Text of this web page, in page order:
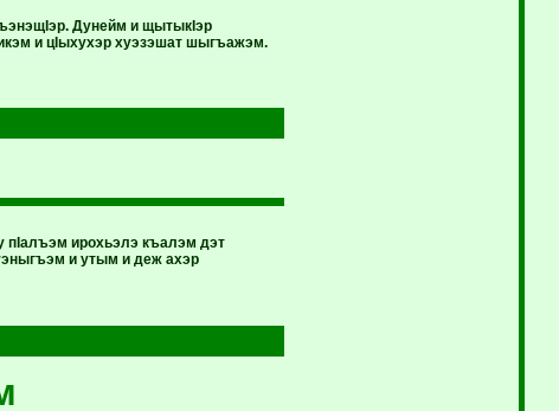
Дунейм и щытыкIэр
и цIыхухэр хуэзэшат шыгъажэм.
ирохьэлэ къалэм дэт
и утым и деж ахэр